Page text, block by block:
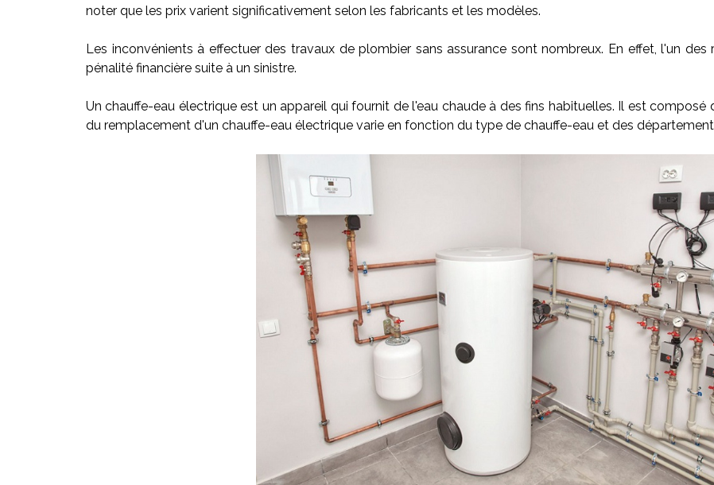
noter que les prix varient significativement selon les fabricants et les modèles.
Les inconvénients à effectuer des travaux de plombier sans assurance sont nombreux. En effet, l'un
pénalité financière suite à un sinistre.
Un chauffe-eau électrique est un appareil qui fournit de l'eau chaude à des fins habituelles. Il est
du remplacement d'un chauffe-eau électrique varie en fonction du type de chauffe-eau et des